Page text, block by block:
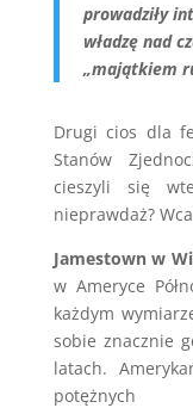
prowadziły
władzę nad
„majątkiem
Drugi cios dla
Stanów
cieszyli się
nieprawdaż?
Jamestown w
w Ameryce
każdym
sobie znacznie
latach.
potężnych